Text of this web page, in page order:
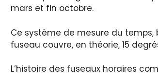
mars et fin octobre.
Ce système de mesure du temps,
fuseau couvre, en théorie, 15
L’histoire des fuseaux horaires